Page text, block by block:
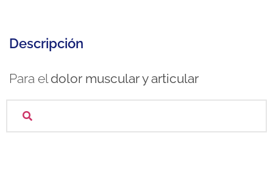
Descripción
Para el dolor muscular y articular